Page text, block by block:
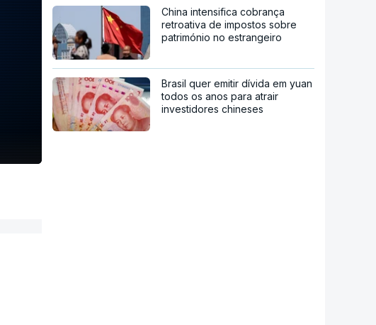
China intensifica cobrança
retroativa de impostos sobre
património no estrangeiro
Brasil quer emitir dívida em yuan
todos os anos para atrair
investidores chineses